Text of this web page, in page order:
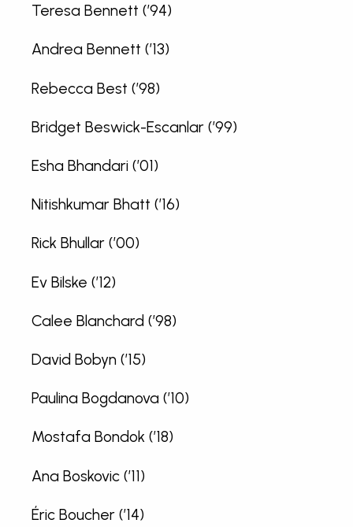
Teresa Bennett (’94)
Andrea Bennett (’13)
Rebecca Best (’98)
Bridget Beswick-Escanlar (’99)
Esha Bhandari (’01)
Nitishkumar Bhatt (’16)
Rick Bhullar (’00)
Ev Bilske (’12)
Calee Blanchard (’98)
David Bobyn (’15)
Paulina Bogdanova (’10)
Mostafa Bondok (’18)
Ana Boskovic (’11)
Éric Boucher (’14)